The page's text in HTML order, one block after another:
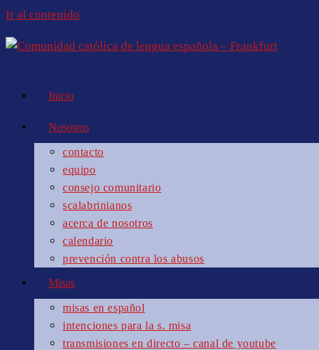
Ir al contenido
Inicio
Nosotros
contacto
equipo
consejo comunitario
scalabrinianos
acerca de nosotros
calendario
prevención contra los abusos
Misas
misas en español
intenciones para la s. misa
transmisiones en directo – canal de youtube